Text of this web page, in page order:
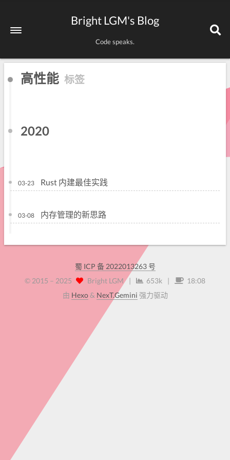
Bright LGM's Blog
Code speaks.
高性能 标签
2020
03-23 Rust 内建最佳实践
03-08 内存管理的新思路
蜀 ICP 备 2022013263 号
© 2015 – 2025 Bright LGM | 653k |
18:08
由 Hexo& NexT.Gemini 强力驱动